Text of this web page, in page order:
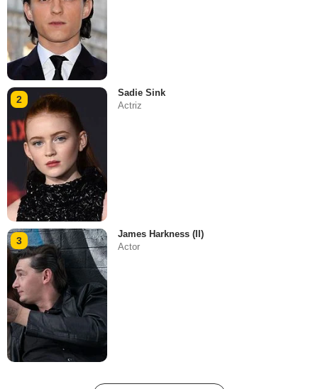
2
Sadie Sink
Actriz
3
James Harkness (II)
Actor